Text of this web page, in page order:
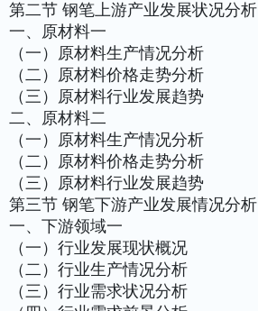
第二节 钢笔上游产业发展状况分析
一、原材料一
（一）原材料生产情况分析
（二）原材料价格走势分析
（三）原材料行业发展趋势
二、原材料二
（一）原材料生产情况分析
（二）原材料价格走势分析
（三）原材料行业发展趋势
第三节 钢笔下游产业发展情况分析
一、下游领域一
（一）行业发展现状概况
（二）行业生产情况分析
（三）行业需求状况分析